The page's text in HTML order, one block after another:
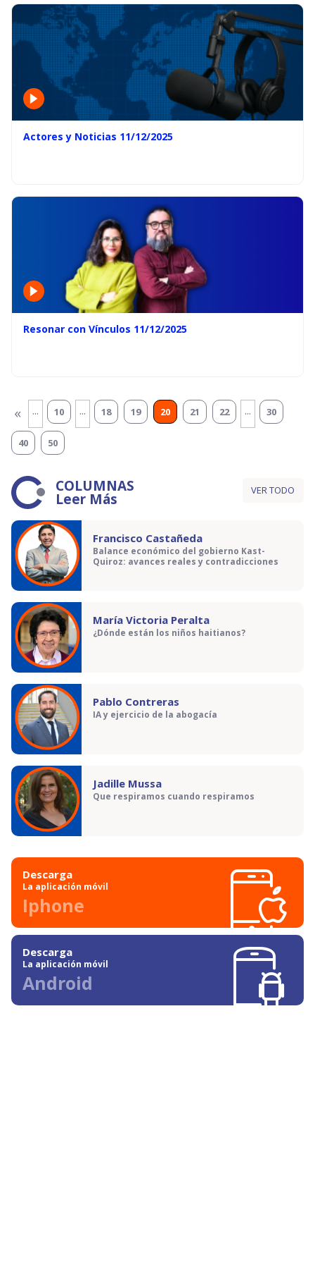
Actores y Noticias 11/12/2025
Resonar con Vínculos 11/12/2025
« ... 10 ... 18 19 20 21 22 ... 30
40 50
COLUMNAS
Leer Más VER TODO
Francisco Castañeda
Balance económico del gobierno Kast-
Quiroz: avances reales y contradicciones
María Victoria Peralta
¿Dónde están los niños haitianos?
Pablo Contreras
IA y ejercicio de la abogacía
Jadille Mussa
Que respiramos cuando respiramos
Descarga
La aplicación móvil
Iphone
Descarga
La aplicación móvil
Android